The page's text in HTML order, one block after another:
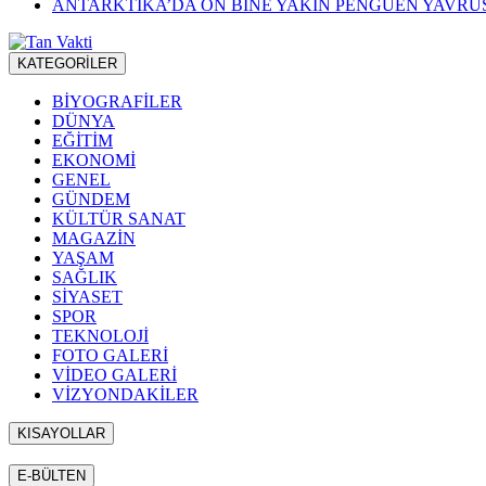
ANTARKTİKA’DA ON BİNE YAKIN PENGUEN
KATEGORİLER
BİYOGRAFİLER
DÜNYA
EĞİTİM
EKONOMİ
GENEL
GÜNDEM
KÜLTÜR SANAT
MAGAZİN
YAŞAM
SAĞLIK
SİYASET
SPOR
TEKNOLOJİ
FOTO GALERİ
VİDEO GALERİ
VİZYONDAKİLER
KISAYOLLAR
E-BÜLTEN